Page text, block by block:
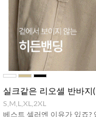
실크같은 리오셀 반바지
S,M,L,XL,2XL
베스트 셀러엔 이유가 있죠?